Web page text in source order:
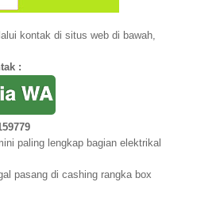
kontak di situs web di bawah,
:
paling lengkap bagian elektrikal
pasang di cashing rangka box